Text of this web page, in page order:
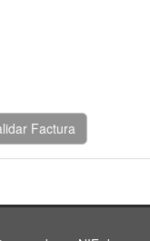
Factura